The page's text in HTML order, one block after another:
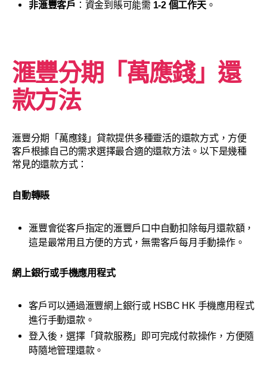
非滙豐客戶 ：資金到賬可能需 1-2 個工作天。
滙豐分期「萬應錢」還
款方法
滙豐分期「萬應錢」貸款提供多種靈活的還款方式，方便
客戶根據自己的需求選擇最合適的還款方法。以下是幾種
常見的還款方式：
自動轉賬
滙豐會從客戶指定的滙豐戶口中自動扣除每月還款額，
這是最常用且方便的方式，無需客戶每月手動操作。
網上銀行或手機應用程式
客戶可以通過滙豐網上銀行或 HSBC HK 手機應用程式
進行手動還款。
登入後，選擇「貸款服務」即可完成付款操作，方便隨
時隨地管理還款。